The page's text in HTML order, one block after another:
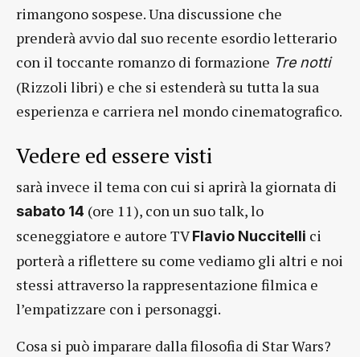
rimangono sospese. Una discussione che
prenderà avvio dal suo recente esordio letterario
con il toccante romanzo di formazione Tre notti
(Rizzoli libri) e che si estenderà su tutta la sua
esperienza e carriera nel mondo cinematografico.
Vedere ed essere visti
sarà invece il tema con cui si aprirà la giornata di
sabato 14 (ore 11), con un suo talk, lo
sceneggiatore e autore TVFlavio Nuccitelli ci
porterà a riflettere su come vediamo gli altri e noi
stessi attraverso la rappresentazione filmica e
l’empatizzare con i personaggi.
Cosa si può imparare dalla filosofia di Star Wars?